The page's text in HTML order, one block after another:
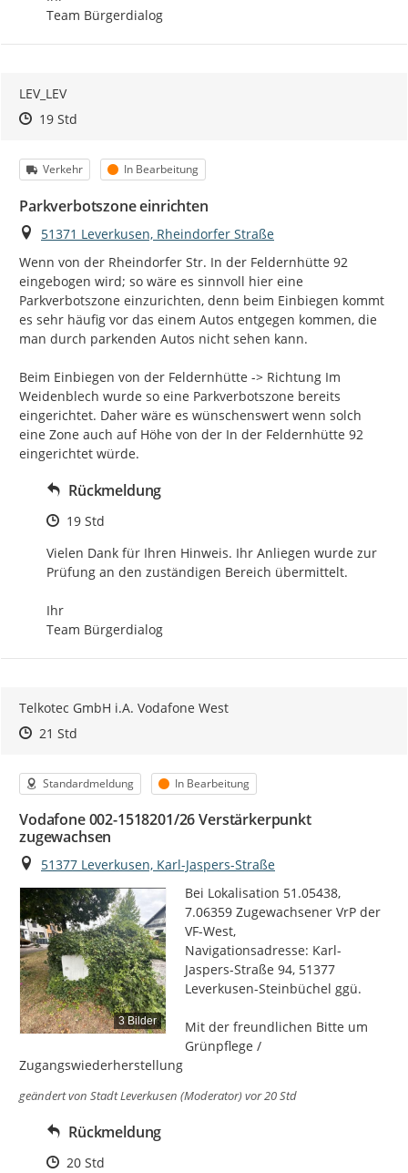
Team Bürgerdialog
LEV_LEV
Zeitpunkt des Erstellens
Zeitpunkt des Erstellens
19 StdZur Äußerung
Kategorie
Verkehr Status
In Bearbeitung
Parkverbotszone einrichten
Ort
51371 Leverkusen, Rheindorfer Straße
Wenn von der Rheindorfer Str. In der Feldernhütte 92
eingebogen wird; so wäre es sinnvoll hier eine
Parkverbotszone einzurichten, denn beim Einbiegen kommt
es sehr häufig vor das einem Autos entgegen kommen, die
man durch parkenden Autos nicht sehen kann.
Beim Einbiegen von der Feldernhütte -> Richtung Im
Weidenblech wurde so eine Parkverbotszone bereits
eingerichtet. Daher wäre es wünschenswert wenn solch
eine Zone auch auf Höhe von der In der Feldernhütte 92
eingerichtet würde.
Rückmeldung
Zeitpunkt des Erstellens
19 Std
Vielen Dank für Ihren Hinweis. Ihr Anliegen wurde zur
Prüfung an den zuständigen Bereich übermittelt.
Ihr
Team Bürgerdialog
Telkotec GmbH i.A. Vodafone West
Zeitpunkt des Erstellens
Zeitpunkt des Erstellens
21 StdZur Äußerung
Kategorie
Standardmeldung Status
In Bearbeitung
Vodafone 002-1518201/26 Verstärkerpunkt
zugewachsen
Ort
51377 Leverkusen, Karl-Jaspers-Straße
3 Bilder
Bei Lokalisation 51.05438,
7.06359 Zugewachsener VrP der
VF-West,
Navigationsadresse: Karl-
Jaspers-Straße 94, 51377
Leverkusen-Steinbüchel ggü.
Mit der freundlichen Bitte um
Grünpflege /
Zugangswiederherstellung
geändert von Stadt Leverkusen (Moderator)vor 20 Std
Rückmeldung
Zeitpunkt des Erstellens
20 Std